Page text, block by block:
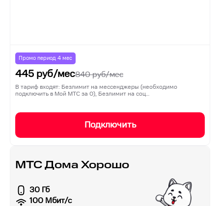
Промо период 4 мес
445 руб/мес840руб/мес
В тариф входят: Безлимит на мессенджеры (необходимо
подключить в Мой МТС за 0), Безлимит на соц…
Подключить
МТС Дома Хорошо
30 Гб
100 Мбит/с